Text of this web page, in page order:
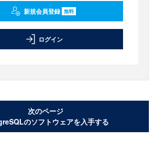
新規会員登録 無料
ログイン
次のページ
のソフトウェアを入手する